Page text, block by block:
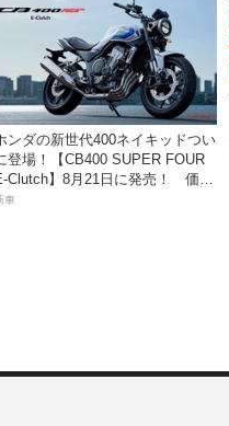
ンダの新世代400ネイキッドつい
登場！【CB400 SUPER FOUR
Clutch】8月21日に発売！ 価格
万8800円
車